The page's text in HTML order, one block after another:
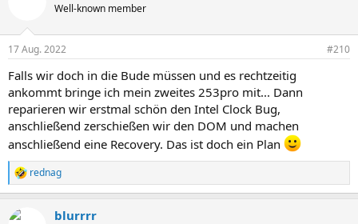
Well-known member
17 Aug. 2022 #210
Falls wir doch in die Bude müssen und es rechtzeitig
ankommt bringe ich mein zweites 253pro mit... Dann
reparieren wir erstmal schön den Intel Clock Bug,
anschließend zerschießen wir den DOM und machen
anschließend eine Recovery. Das ist doch ein Plan
R
e
k
rednag
blurrrr